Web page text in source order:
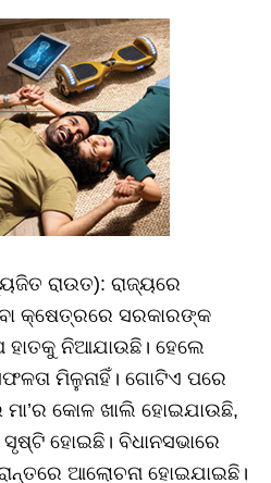
ରାଉତ): ରାଜ୍ୟରେ
କ୍ଷେତ୍ରରେ ସରକାରଙ୍କ
ନିଆଯାଉଛି। ହେଲେ
ମିଳୁନାହିଁ। ଗୋଟିଏ ପରେ
କୋଳ ଖାଲି ହୋଇଯାଉଛି,
ସୃଷ୍ଟି ହୋଇଛି। ବିଧାନସଭାରେ
ଆଲୋଚନା ହୋଇଯାଇଛି।